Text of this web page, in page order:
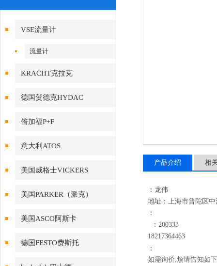
VSE流量计
流量计
KRACHT克拉克
德国贺德克HYDAC
倍加福P+F
意大利ATOS
美国威格士VICKERS
美国PARKER（派克）
美国ASCO阿斯卡
德国FESTO费斯托
产品介绍 相
：龙伟
地址： 上海市普陀区中
：
：200333
18217364463
：
如需询价,烦请告知如